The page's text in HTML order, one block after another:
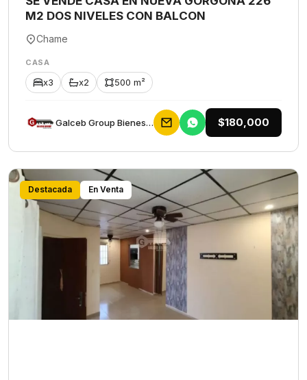
M2 DOS NIVELES CON BALCON
Chame
CASA
x3 x2 500 m²
Galceb Group Bienes Raices $180,000
Destacada En Venta